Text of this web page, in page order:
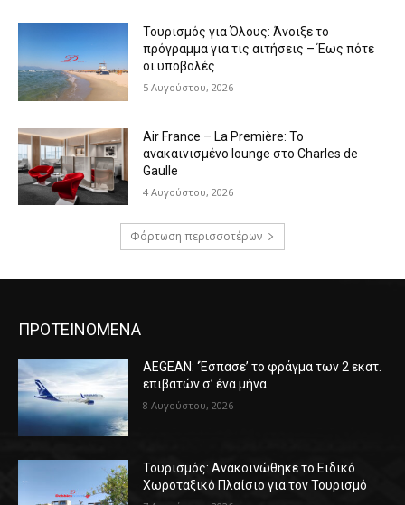
Τουρισμός για Όλους: Άνοιξε το
πρόγραμμα για τις αιτήσεις – Έως πότε
οι υποβολές
5 Αυγούστου, 2026
Air France – La Première: Το
ανακαινισμένο lounge στο Charles de
Gaulle
4 Αυγούστου, 2026
Φόρτωση περισσοτέρων
ΠΡΟΤΕΙΝΟΜΕΝΑ
AEGEAN: ‘Έσπασε’ το φράγμα των 2 εκατ.
επιβατών σ’ ένα μήνα
8 Αυγούστου, 2026
Τουρισμός: Ανακοινώθηκε το Ειδικό
Χωροταξικό Πλαίσιο για τον Τουρισμό